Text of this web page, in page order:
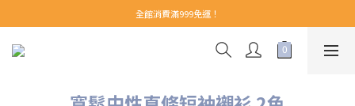
【 Welcome 】新會員首購即享免運！(至領券中心領取)
全館消費滿999免運！
【 Welcome 】新會員首購即享免運！(至領券中心領取)